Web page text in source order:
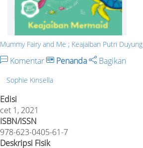
Mummy Fairy and Me ; Keajaiban Putri Duyung
Komentar Penanda Bagikan
Sophie Kinsella
Edisi
cet 1, 2021
ISBN/ISSN
978-623-0405-61-7
Deskripsi Fisik